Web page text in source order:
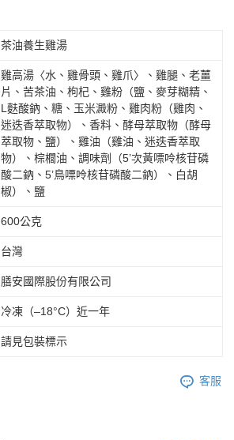
茶油養生雞湯
雞高湯〈水、雞骨頭、雞爪〉、雞腿、老薑
片、苦茶油、枸杞、雞粉（鹽、麥芽糊精、
L麩酸鈉、糖、玉米澱粉、雞肉粉（雞肉、
迷迭香萃取物）、香料、酵母萃取物（酵母
萃取物、鹽）、雞油（雞油、迷迭香萃取
物）、棕櫚油、調味劑（5’次黃嘌呤核苷磷
酸二鈉、5’鳥嘌呤核苷磷酸二鈉）、白胡
椒）、鹽
600公克
台灣
膳安國際股份有限公司
冷凍（–18°C）近一年
請見包裝標示
客服